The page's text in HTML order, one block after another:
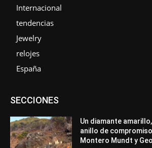
Internacional
tendencias
Jewelry
relojes
España
SECCIONESAsociaciones
Entrevistas
Mundo Técnico
Novedades
Premios
Secciones
Un diamante
anillo de
Montero Mundt y